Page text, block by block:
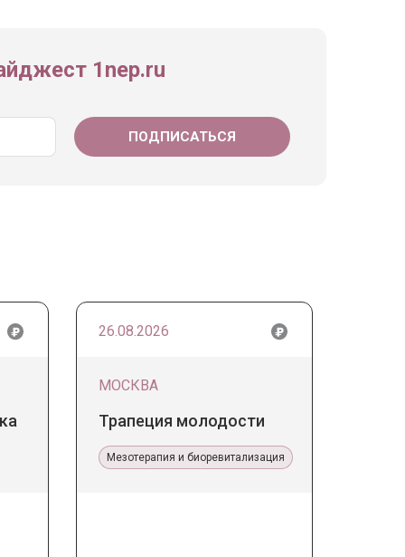
1nep.ru
26.08.2026
МОСКВА
Трапеция молодости
Мезотерапия и биоревитализация